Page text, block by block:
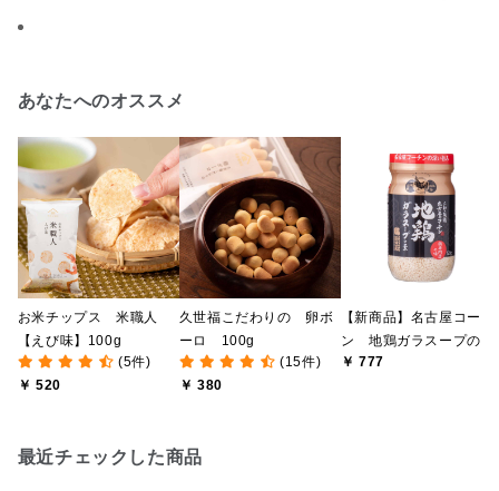
あなたへのオススメ
お米チップス 米職人
【えび味】100g
(5件)
￥ 520
久世福こだわりの 卵ボ
ーロ 100g
(15件)
￥ 380
【新商品】名古屋コーチ
ン 地鶏ガラスープの
素 120g（顆粒）
￥ 777
最近チェックした商品